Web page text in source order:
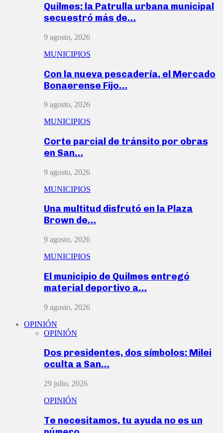
Quilmes: la Patrulla urbana municipal
secuestró más de…
9 agosto, 2026
MUNICIPIOS
Con la nueva pescadería, el Mercado
Bonaerense Fijo…
9 agosto, 2026
MUNICIPIOS
Corte parcial de tránsito por obras
en San…
9 agosto, 2026
MUNICIPIOS
Una multitud disfrutó en la Plaza
Brown de…
9 agosto, 2026
MUNICIPIOS
El municipio de Quilmes entregó
material deportivo a…
9 agosto, 2026
OPINIÓN
OPINIÓN
Dos presidentes, dos símbolos: Milei
oculta a San…
29 julio, 2026
OPINIÓN
Te necesitamos, tu ayuda no es un